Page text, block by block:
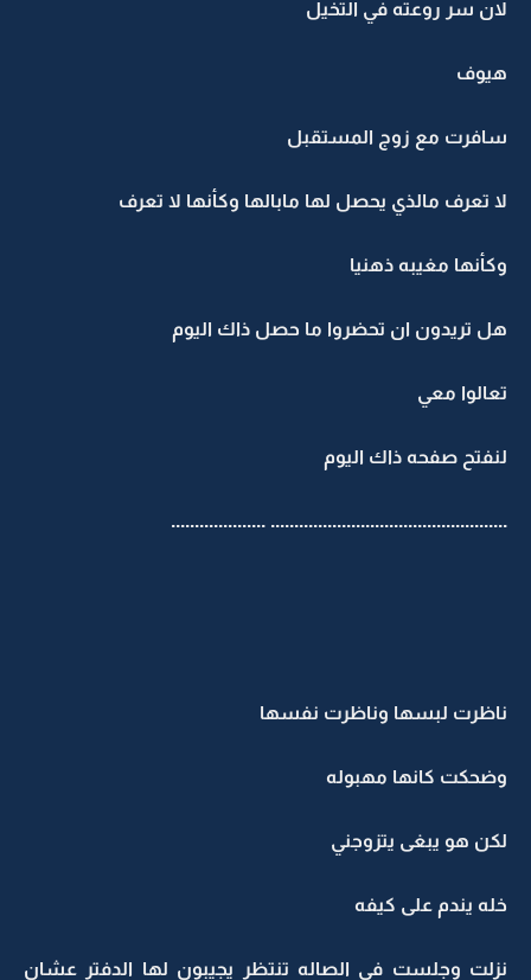
لان سر روعته في التخيل
هيوف
سافرت مع زوج المستقبل
لا تعرف مالذي يحصل لها مابالها وكأنها لا تعرف
وكأنها مغيبه ذهنيا
هل تريدون ان تحضروا ما حصل ذاك اليوم
تعالوا معي
لنفتح صفحه ذاك اليوم
.................................................. ....................
ناظرت لبسها وناظرت نفسها
وضحكت كانها مهبوله
لكن هو يبغى يتزوجني
خله يندم على كيفه
نزلت وجلست في الصاله تنتظر يجيبون لها الدفتر عشان